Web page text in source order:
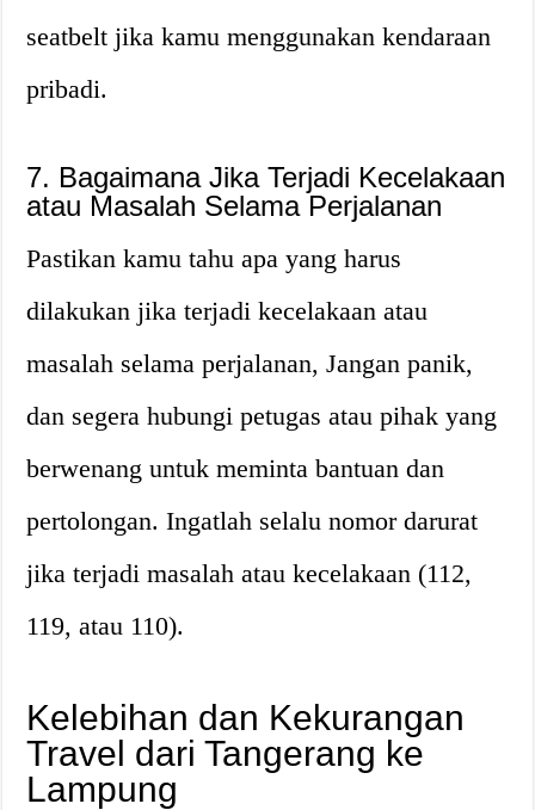
seatbelt jika kamu menggunakan kendaraan
pribadi.
7. Bagaimana Jika Terjadi Kecelakaan
atau Masalah Selama Perjalanan
Pastikan kamu tahu apa yang harus
dilakukan jika terjadi kecelakaan atau
masalah selama perjalanan, Jangan panik,
dan segera hubungi petugas atau pihak yang
berwenang untuk meminta bantuan dan
pertolongan. Ingatlah selalu nomor darurat
jika terjadi masalah atau kecelakaan (112,
119, atau 110).
Kelebihan dan Kekurangan
Travel dari Tangerang ke
Lampung